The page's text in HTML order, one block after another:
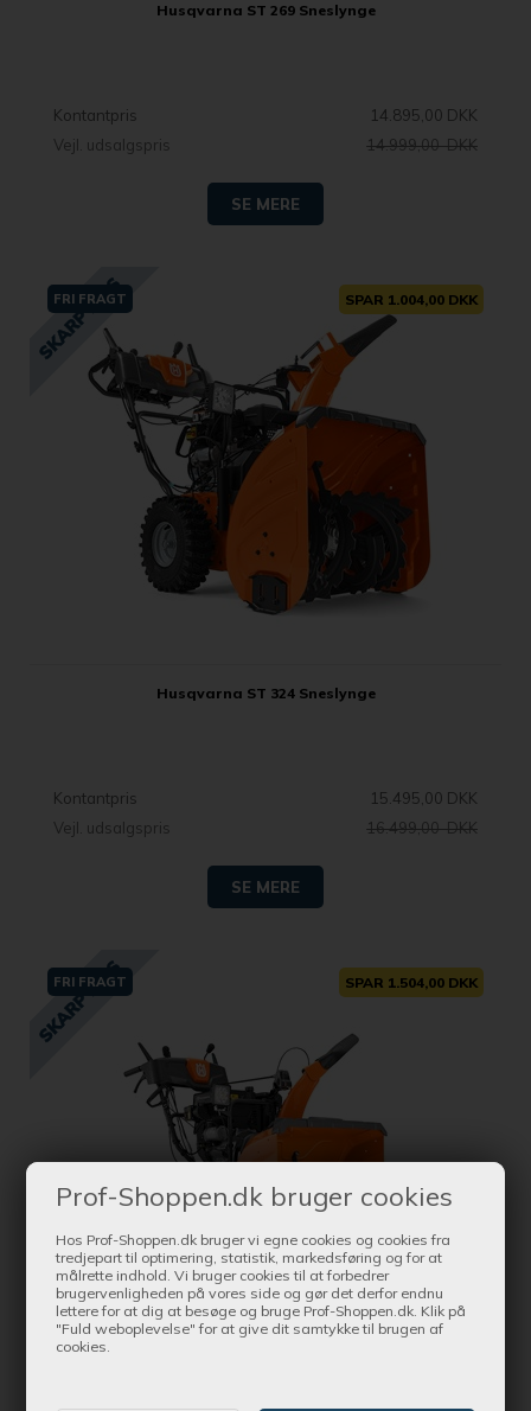
Prof-Shoppen.dk bruger cookies
Hos Prof-Shoppen.dk bruger vi egne cookies og cookies fra
tredjepart til optimering, statistik, markedsføring og for at
målrette indhold. Vi bruger cookies til at forbedrer
brugervenligheden på vores side og gør det derfor endnu
lettere for at dig at besøge og bruge Prof-Shoppen.dk. Klik på
"Fuld weboplevelse" for at give dit samtykke til brugen af
cookies.
Husqvarna ST 269 Sneslynge
Kontantpris
14.895,00 DKK
Vejl. udsalgspris
14.999,00 DKK
SE MERE
FRI FRAGT SPAR 1.004,00 DKK
Husqvarna ST 324 Sneslynge
Kontantpris
15.495,00 DKK
Vejl. udsalgspris
16.499,00 DKK
SE MERE
FRI FRAGT SPAR 1.504,00 DKK
Bestil nu !
og få produktet leveret indenfor Ca. 1-4 dage